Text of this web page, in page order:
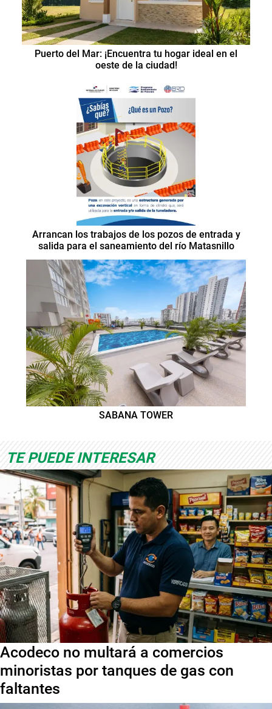
Puerto del Mar: ¡Encuentra tu hogar ideal en el
oeste de la ciudad!
Arrancan los trabajos de los pozos de entrada y
salida para el saneamiento del río Matasnillo
SABANA TOWER
TE PUEDE INTERESAR
Acodeco no multará a comercios
minoristas por tanques de gas con
faltantes